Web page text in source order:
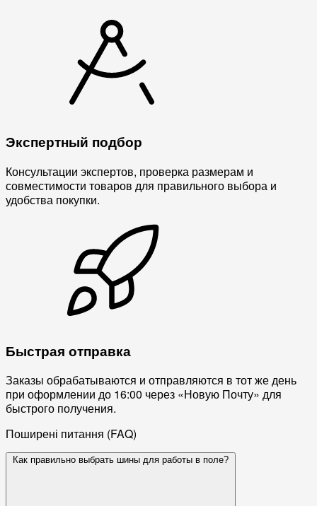
Экспертный подбор
Консультации экспертов, проверка размерам и
совместимости товаров для правильного выбора и
удобства покупки.
Быстрая отправка
Заказы обрабатываются и отправляются в тот же день
при оформлении до 16:00 через «Новую Почту» для
быстрого получения.
Поширені питання (FAQ)
Как правильно выбрать шины для работы в поле?